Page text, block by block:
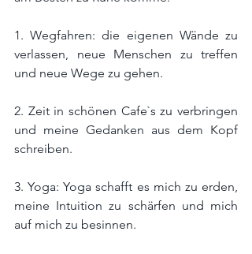
1. Wegfahren: die eigenen Wände zu
verlassen, neue Menschen zu treffen
und neue Wege zu gehen.
2. Zeit in schönen Cafe`s zu verbringen
und meine Gedanken aus dem Kopf
schreiben.
3. Yoga: Yoga schafft es mich zu erden,
meine Intuition zu schärfen und mich
auf mich zu besinnen.